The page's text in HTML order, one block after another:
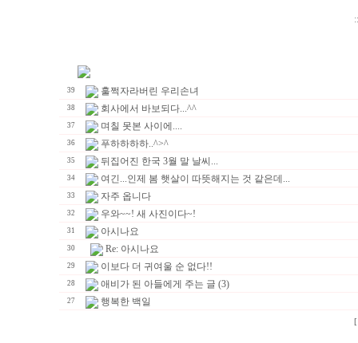
39 훌쩍자라버린 우리손녀
38 회사에서 바보되다...^^
37 며칠 못본 사이에....
36 푸하하하하..^>^
35 뒤집어진 한국 3월 말 날씨...
34 여긴...인제 봄 햇살이 따뜻해지는 것 같은데...
33 자주 옵니다
32 우와~~! 새 사진이다~!
31 아시나요
30 Re: 아시나요
29 이보다 더 귀여울 순 없다!!
28 애비가 된 아들에게 주는 글 (3)
27 행복한 백일